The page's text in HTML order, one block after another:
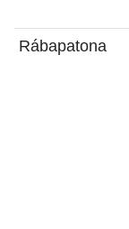
Rábapatona